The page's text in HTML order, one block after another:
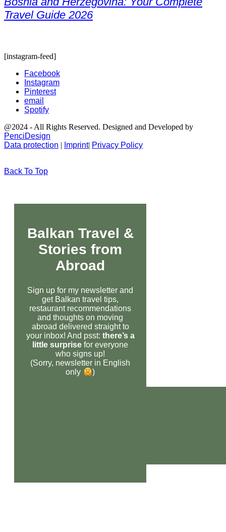
Travel Guide 2026
[instagram-feed]
Facebook
Instagram
Pinterest
email
Spotify
@2024 - All Rights Reserved. Designed and Developed by
PenciDesign
Data protection | Imprint| Privacy Policy
Back To Top
Balkan Travel &
Stories from
Abroad
Sign up for my newsletter and
get Balkan travel tips,
restaurant recommendations
and thoughts on moving
abroad delivered straight to
your inbox! And psst: there’s a
little surprise for everyone
who signs up!
(Sorry, newsletter in English
only
)